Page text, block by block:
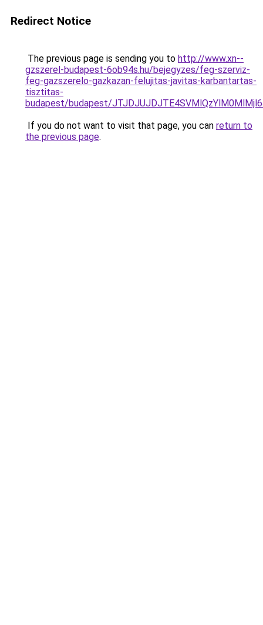
Redirect Notice
The previous page is sending you to http://www.xn--
gzszerel-budapest-6ob94s.hu/bejegyzes/feg-szerviz-
feg-gazszerelo-gazkazan-felujitas-javitas-karbantartas-
tisztitas-
budapest/budapest/
If you do not want to visit that page, you can return to
the previous page.